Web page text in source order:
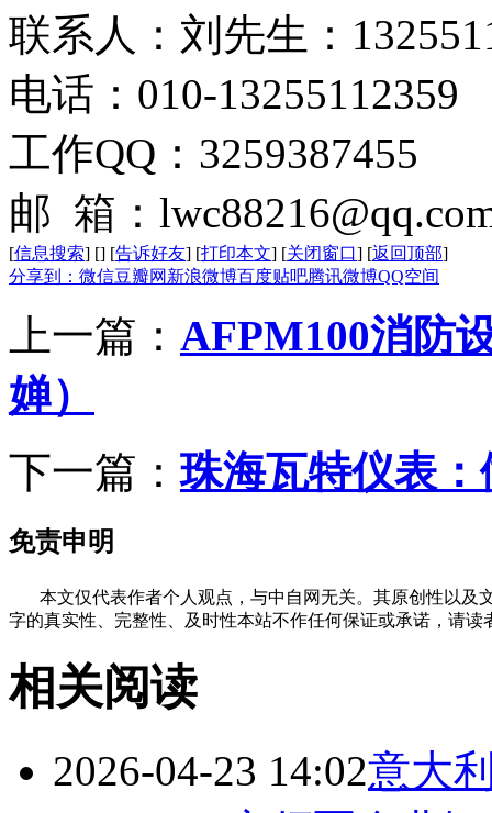
联系人：刘先生：
电话：010-13255112359
工作QQ：3259387455
邮 箱：
[信息搜索] [] [告诉好友] [打印本文] [关闭窗口] [返回顶部]
分享到： 微信豆瓣网 新浪微博百度贴吧腾讯微博QQ空间
上一篇： AFPM100消防
婵）
下一篇：珠海瓦特仪表
免责申明
本文仅代表作者个人观点，与中自网无关。其原创性以及
字的真实性、完整性、及时性本站不作任何保证或承诺，请
相关阅读
2026-04-23 14:02意大